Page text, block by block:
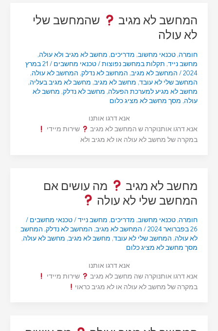
המחשב לא מגיב
שהמחשב שלי
לא עולה
חומרה, טכנאי מחשוב, מדריכים, מחשב לא מגיב ולא עולה,
מחשב נייד, תקלות במחשב נפוצות/טכנאי מחשבים /
21 במרץ
2024
/ המחשב לא מגיב, המחשב לא נדלק, המחשב לא עולה,
המחשב שלי לא עובד, מחשב לא מגיב, מחשב לא מגיב בעליה,
מחשב לא מגיע למערכת הפעלה, מחשב לא נדלק, מחשב לא
עולה, מסך מחשב לא מציג כלום
אנא דרגו אותנו
אנא דרגו אותנוקרה ש המחשב לא מגיב
שירות מיידי
במקרה של מחשב לא עולה או לא מגיב ולא
מחשב לא מגיב
מה עושים אם
המחשב שלי לא עולה
חומרה, טכנאי מחשוב, מדריכים, מחשב נייד/טכנאי מחשבים /
26 בפברואר 2024
/ המחשב לא מגיב, המחשב לא נדלק, המחשב
לא עולה, המחשב שלי לא עובד, מחשב לא מגיב, מחשב לא עולה,
מסך מחשב לא מציג כלום
אנא דרגו אותנו
אנא דרגו אותנוקרה שה מחשב לא מגיב
שירות מיידי
במקרה של מחשב לא עולה או לא מגיב כראוי